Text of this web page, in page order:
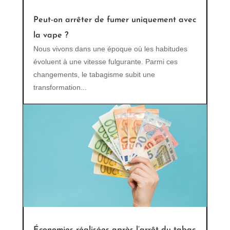
Peut-on arrêter de fumer uniquement avec
la vape ?
Nous vivons dans une époque où les habitudes
évoluent à une vitesse fulgurante. Parmi ces
changements, le tabagisme subit une
transformation...